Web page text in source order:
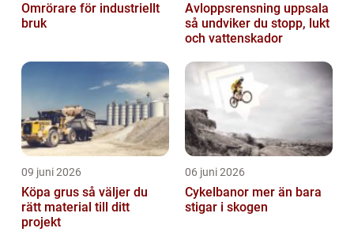
Omrörare för industriellt
bruk
Avloppsrensning uppsala
så undviker du stopp, lukt
och vattenskador
09 juni 2026
Köpa grus så väljer du
rätt material till ditt
projekt
06 juni 2026
Cykelbanor mer än bara
stigar i skogen